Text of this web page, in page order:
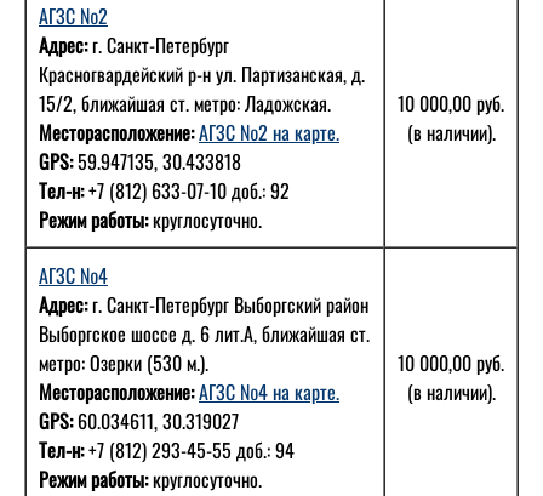
АГЗС №2
Адрес:г. Санкт-Петербург
Красногвардейский р-н ул. Партизанская, д.
15/2, ближайшая ст. метро: Ладожская.
Месторасположение:АГЗС №2 на карте.
GPS:59.947135, 30.433818
Тел-н:+7 (812) 633-07-10 доб.: 92
Режим работы:круглосуточно.
10 000,00 руб.
(в наличии).
АГЗС №4
Адрес:г. Санкт-Петербург Выборгский район
Выборгское шоссе д. 6 лит.А, ближайшая ст.
метро: Озерки (530 м.).
Месторасположение:АГЗС №4 на карте.
GPS: 60.034611, 30.319027
Тел-н:+7 (812) 293-45-55 доб.: 94
Режим работы:круглосуточно.
10 000,00 руб.
(в наличии).